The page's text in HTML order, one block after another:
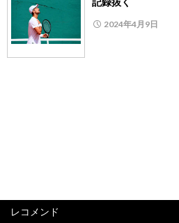
2024年4月9日
レコメンド